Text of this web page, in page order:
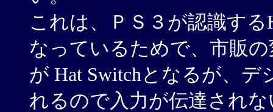
これは、ＰＳ３が認識す
なっているためで、市販
が Hat Switchとなるが、
れるので入力が伝達されな